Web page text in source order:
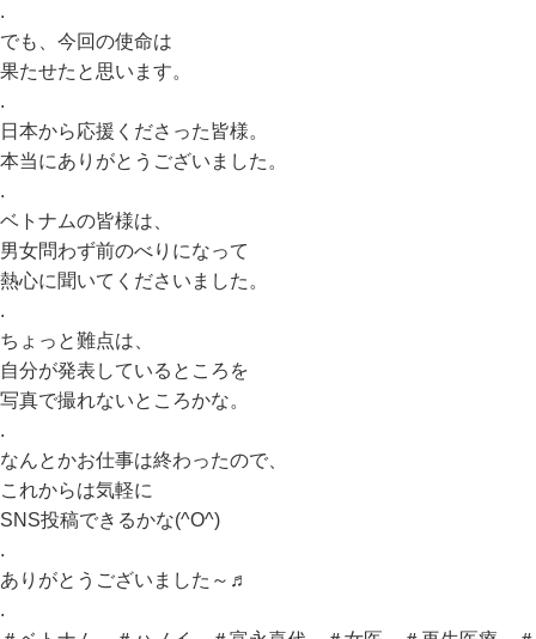
.
でも、今回の使命は
果たせたと思います。
.
日本から応援くださった皆様。
本当にありがとうございました。
.
ベトナムの皆様は、
男女問わず前のべりになって
熱心に聞いてくださいました。
.
ちょっと難点は、
自分が発表しているところを
写真で撮れないところかな。
.
なんとかお仕事は終わったので、
これからは気軽に
SNS投稿できるかな(^O^)
.
ありがとうございました～♬
.